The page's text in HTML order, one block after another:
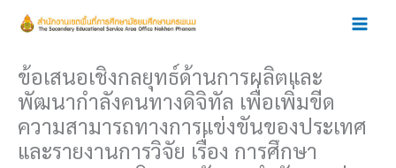
ข้อเสนอเชิงกลยุทธ์ด้านการผลิตและ
พัฒนากำลังคนทางดิจิทัล เพื่อเพิ่มขีด
ความสามารถทางการแข่งขันของประเทศ
และรายงานการวิจัย เรื่อง การศึกษา